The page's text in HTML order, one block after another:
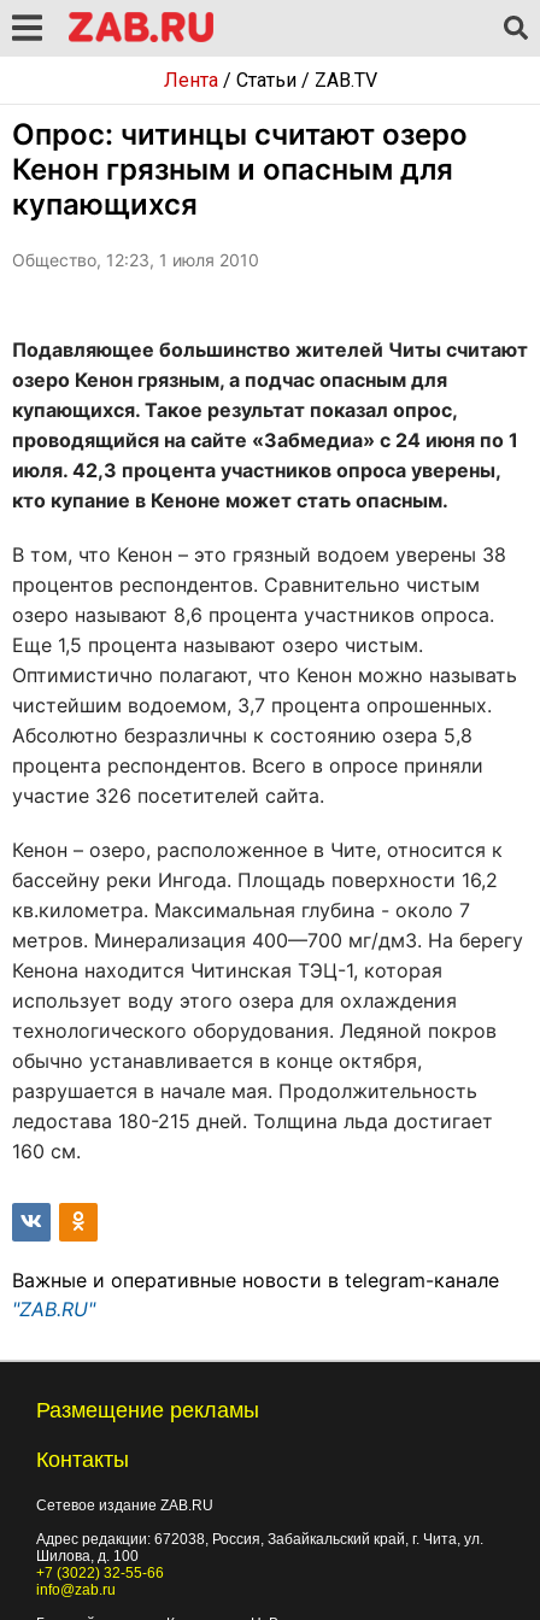
Лента/ Статьи/ ZAB.TV
Опрос: читинцы считают озеро
Кенон грязным и опасным для
купающихся
Общество, 12:23, 1 июля 2010
Подавляющее большинство жителей Читы считают
озеро Кенон грязным, а подчас опасным для
купающихся. Такое результат показал опрос,
проводящийся на сайте «Забмедиа» с 24 июня по 1
июля. 42,3 процента участников опроса уверены,
кто купание в Кеноне может стать опасным.
В том, что Кенон – это грязный водоем уверены 38
процентов респондентов. Сравнительно чистым
озеро называют 8,6 процента участников опроса.
Еще 1,5 процента называют озеро чистым.
Оптимистично полагают, что Кенон можно называть
чистейшим водоемом, 3,7 процента опрошенных.
Абсолютно безразличны к состоянию озера 5,8
процента респондентов. Всего в опросе приняли
участие 326 посетителей сайта.
Кенон – озеро, расположенное в Чите, относится к
бассейну реки Ингода. Площадь поверхности 16,2
кв.километра. Максимальная глубина - около 7
метров. Минерализация 400—700 мг/дм3. На берегу
Кенона находится Читинская ТЭЦ-1, которая
использует воду этого озера для охлаждения
технологического оборудования. Ледяной покров
обычно устанавливается в конце октября,
разрушается в начале мая. Продолжительность
ледостава 180-215 дней. Толщина льда достигает
160 см.
Важные и оперативные новости в telegram-канале
"ZAB.RU"
Размещение рекламы
Контакты
Сетевое издание ZAB.RU
Адрес редакции: 672038, Россия, Забайкальский край, г. Чита, ул.
Шилова, д. 100
+7 (3022) 32-55-66
info@zab.ru